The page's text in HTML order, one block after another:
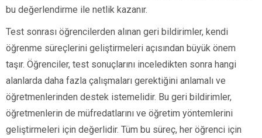
bu değerlendirme ile netlik kazanır.
Test sonrası öğrencilerden alınan geri bildirimler, kendi
öğrenme süreçlerini geliştirmeleri açısından büyük önem
taşır. Öğrenciler, test sonuçlarını inceledikten sonra hangi
alanlarda daha fazla çalışmaları gerektiğini anlamalı ve
öğretmenlerinden destek istemelidir. Bu geri bildirimler,
öğretmenlerin de müfredatlarını ve öğretim yöntemlerini
geliştirmeleri için değerlidir. Tüm bu süreç, her öğrenci için